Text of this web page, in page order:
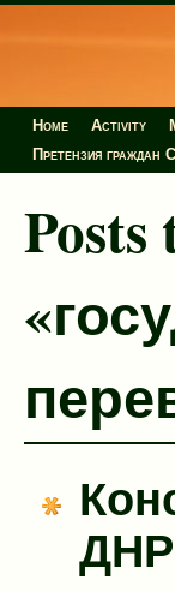
Home Activity
Претензия граждан
Posts
ДНР